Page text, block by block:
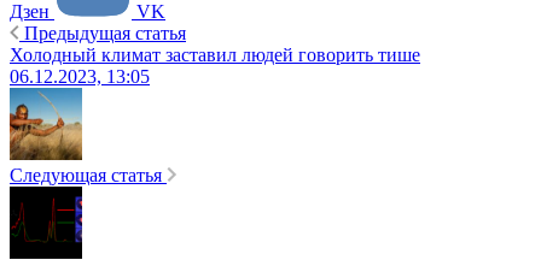
Дзен
VK
Предыдущая статья
Холодный климат заставил людей говорить тише
06.12.2023, 13:05
Следующая статья